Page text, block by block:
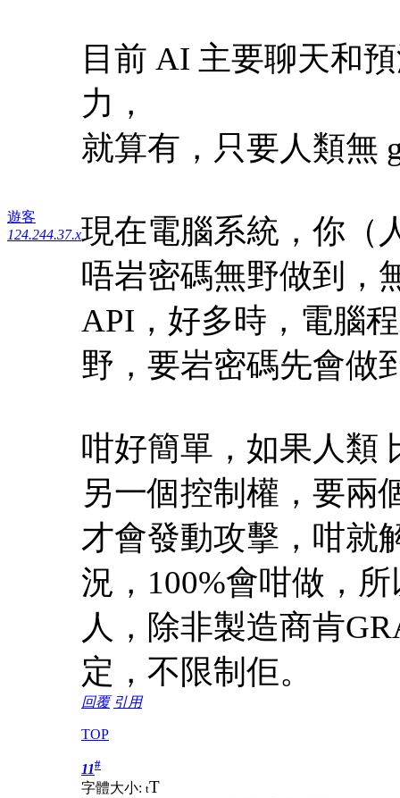
遊客
124.244.37.x
目前 AI 主要聊天和
力，
就算有，只要人類無
現在電腦系統，你（
唔岩密碼無野做到，
API，好多時，電腦
野，要岩密碼先會做
咁好簡單，如果人類
另一個控制權，要兩
才會發動攻擊，咁就
況，100%會咁做，
人，除非製造商肯
定，不限制佢。
回覆 引用
TOP
11#
字體大小: tT